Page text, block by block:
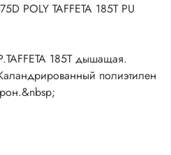
&nbsp;
1,9MM Х 9 - 2 шт,\
12,7MM X 9 - 1
DIA 12,7MM X 7 - 1
POLY TAFFETA 185T PU
185T дышащая.
полиэтилен